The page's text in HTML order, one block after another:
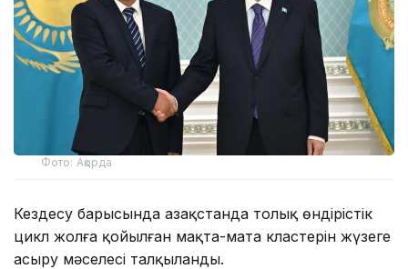
Фото: Ақорда
Кездесу барысында Қазақстанда толық өндірістік
цикл жолға қойылған мақта-мата кластерін жүзеге
асыру мәселесі талқыланды.